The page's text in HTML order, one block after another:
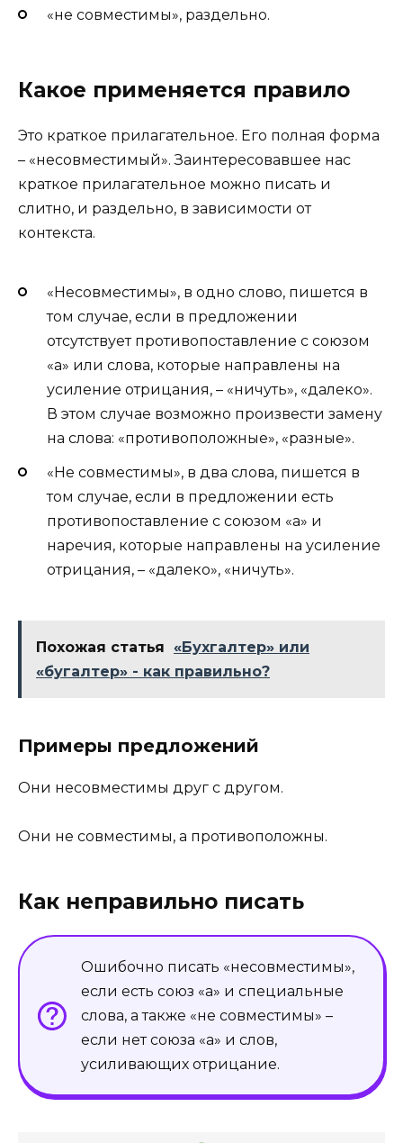
«не совместимы», раздельно.
Какое применяется правило
Это краткое прилагательное. Его полная форма
– «несовместимый». Заинтересовавшее нас
краткое прилагательное можно писать и
слитно, и раздельно, в зависимости от
контекста.
«Несовместимы», в одно слово, пишется в
том случае, если в предложении
отсутствует противопоставление с союзом
«а» или слова, которые направлены на
усиление отрицания, – «ничуть», «далеко».
В этом случае возможно произвести замену
на слова: «противоположные», «разные».
«Не совместимы», в два слова, пишется в
том случае, если в предложении есть
противопоставление с союзом «а» и
наречия, которые направлены на усиление
отрицания, – «далеко», «ничуть».
Похожая статья
«Бухгалтер» или
«бугалтер» - как правильно?
Примеры предложений
Они несовместимы друг с другом.
Они не совместимы, а противоположны.
Как неправильно писать
Ошибочно писать «несовместимы»,
если есть союз «а» и специальные
слова, а также «не совместимы» –
если нет союза «а» и слов,
усиливающих отрицание.